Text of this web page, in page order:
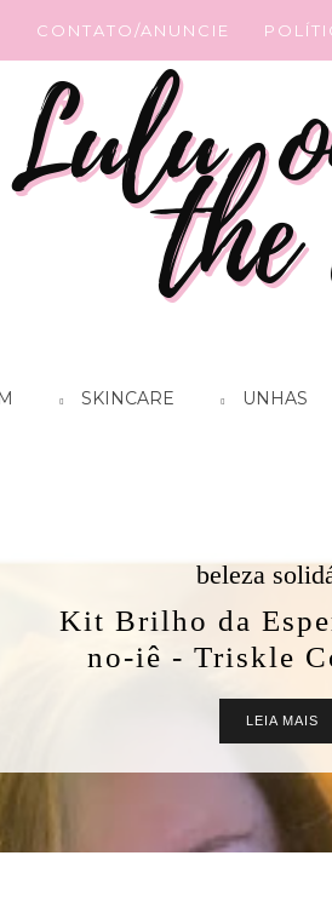
CONTATO/ANUNCIE
SKINCARE UNHAS
beleza
Kit Brilho da
no-iê - Triskle
LEIA MAIS